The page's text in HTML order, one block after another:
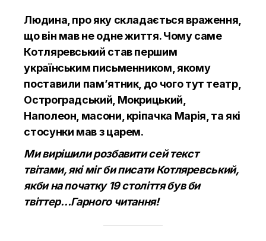
Людина, про яку складається враження,
що він мав не одне життя. Чому саме
Котляревський став першим
українським письменником, якому
поставили памʼятник, до чого тут театр,
Остроградський, Мокрицький,
Наполеон, масони, кріпачка Марія, та які
стосунки мав з царем.
Ми вирішили розбавити сей текст
твітами, які міг би писати Котляревський,
якби на початку 19 століття був би
твіттер…Гарного читання!